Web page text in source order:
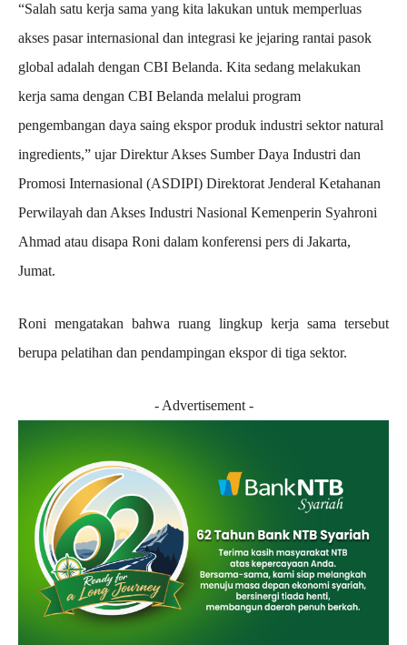
“Salah satu kerja sama yang kita lakukan untuk memperluas
akses pasar internasional dan integrasi ke jejaring rantai pasok
global adalah dengan CBI Belanda. Kita sedang melakukan
kerja sama dengan CBI Belanda melalui program
pengembangan daya saing ekspor produk industri sektor natural
ingredients,” ujar Direktur Akses Sumber Daya Industri dan
Promosi Internasional (ASDIPI) Direktorat Jenderal Ketahanan
Perwilayah dan Akses Industri Nasional Kemenperin Syahroni
Ahmad atau disapa Roni dalam konferensi pers di Jakarta,
Jumat.
Roni mengatakan bahwa ruang lingkup kerja sama tersebut
berupa pelatihan dan pendampingan ekspor di tiga sektor.
- Advertisement -